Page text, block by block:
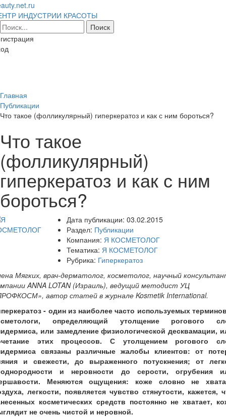
ИНДУСТРИИ КРАСОТЫ
Главная
Публикации
Что такое (фолликулярный) гиперкератоз и как с ним бороться?
Что такое
(фолликулярный)
гиперкератоз и как с ним
бороться?
Дата публикации: 03.02.2015
Раздел: Публикации
Компания: Я КОСМЕТОЛОГ
Тематика: Я КОСМЕТОЛОГ
Рубрика: Гиперкератоз
Мягких, врач-дерматолог, косметолог, научный
ANNA LOTAN (Израиль), ведущий методист УЦ
автор статей в журнале Kosmetik International.
- один из наиболее часто используемых
определяющий утолщение рогового
или замедление физиологической десквамации,
этих процессов. С утолщением рогового
связаны различные жалобы клиентов: от
и свежести, до выраженного потускнения; от
и неровности до серости, огрубения
Меняются ощущения: коже словно не
легкости, появляется чувство стянутости, кажется,
косметических средств постоянно не хватает,
не очень чистой и неровной.